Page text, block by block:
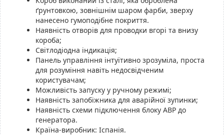
ґрунтовкою, зовнішнім шаром фарби, зверху
нанесено гумоподібне покриття.
Наявність отворів для проводки вгорі та внизу
короба;
Світлодіодна індикація;
Панель управління інтуїтивно зрозуміла, проста
для розуміння навіть недосвідченим
користувачам;
Можливість запуску у ручному режимі;
Наявність запобіжника для аварійної зупинки;
Наявність схеми підключення блоку АВР до
генератора.
Країна-виробник: Іспанія.